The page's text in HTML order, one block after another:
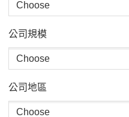
公司規模
公司地區